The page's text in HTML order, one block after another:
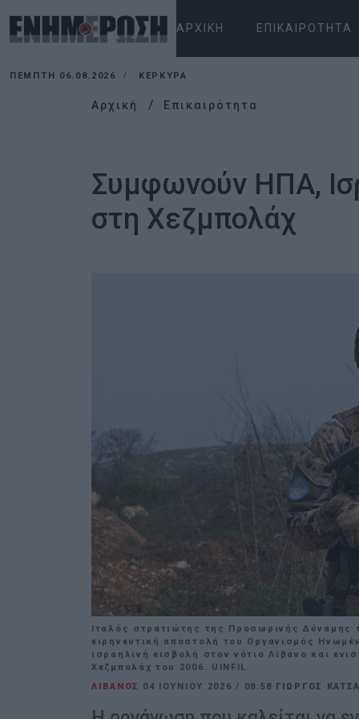
ΑΡΧΙΚΉ ΕΠΙΚΑΙΡΌΤΗΤΑ
ΠΈΜΠΤΗ 06.08.2026 ΚΕΡΚΥΡΑ
Αρχική Επικαιρότητα
Συμφωνούν ΗΠΑ,
στη Χεζμπολάχ
Ιταλός στρατιώτης της Προσωρινής
ειρηνευτική αποστολή του Οργανισμός
ισραηλινή εισβολή στον νότιο Λίβανο και
Χεζμπολάχ του 2006. UINFIL.
ΛΙΒΑΝΟΣ
04 ΙΟΥΝΊΟΥ 2026/ 08:58 ΓΙΩΡΓΟΣ